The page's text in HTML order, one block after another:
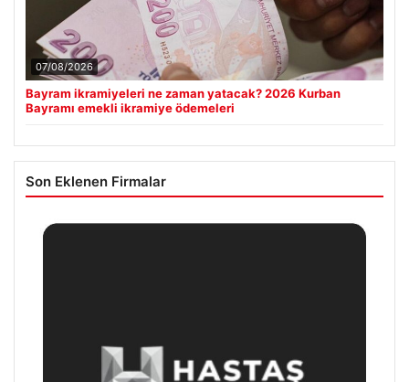
07/08/2026
Bayram ikramiyeleri ne zaman yatacak? 2026 Kurban
Bayramı emekli ikramiye ödemeleri
Son Eklenen Firmalar